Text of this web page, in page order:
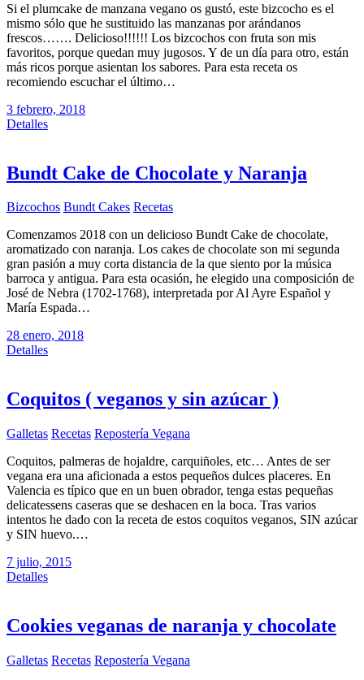
Si el plumcake de manzana vegano os gustó, este bizcocho es el
mismo sólo que he sustituido las manzanas por arándanos
frescos……. Delicioso!!!!!! Los bizcochos con fruta son mis
favoritos, porque quedan muy jugosos. Y de un día para otro, están
más ricos porque asientan los sabores. Para esta receta os
recomiendo escuchar el último…
3 febrero, 2018
Detalles
Bundt Cake de Chocolate y Naranja
Bizcochos Bundt Cakes Recetas
Comenzamos 2018 con un delicioso Bundt Cake de chocolate,
aromatizado con naranja. Los cakes de chocolate son mi segunda
gran pasión a muy corta distancia de la que siento por la música
barroca y antigua. Para esta ocasión, he elegido una composición de
José de Nebra (1702-1768), interpretada por Al Ayre Español y
María Espada…
28 enero, 2018
Detalles
Coquitos ( veganos y sin azúcar )
Galletas Recetas Repostería Vegana
Coquitos, palmeras de hojaldre, carquiñoles, etc… Antes de ser
vegana era una aficionada a estos pequeños dulces placeres. En
Valencia es típico que en un buen obrador, tenga estas pequeñas
delicatessens caseras que se deshacen en la boca. Tras varios
intentos he dado con la receta de estos coquitos veganos, SIN azúcar
y SIN huevo.…
7 julio, 2015
Detalles
Cookies veganas de naranja y chocolate
Galletas Recetas Repostería Vegana